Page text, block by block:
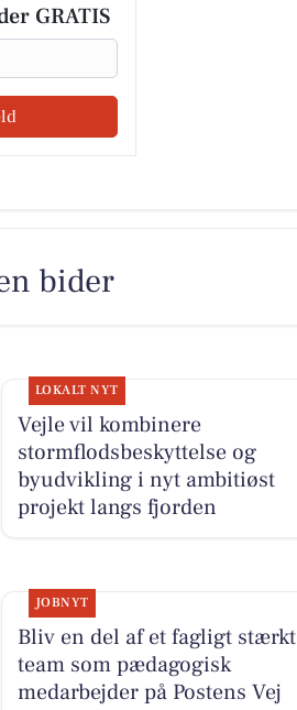
GRATIS
bider
LOKALT NYT
Vejle vil kombinere
stormflodsbeskyttelse og
byudvikling i nyt ambitiøst
projekt langs fjorden
JOBNYT
Bliv en del af et fagligt stærkt
team som pædagogisk
medarbejder på Postens Vej